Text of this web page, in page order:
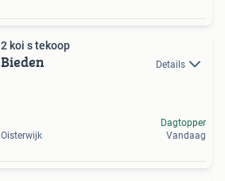
2 koi s tekoop
Bieden Details
Oisterwijk
Dagtopper
Vandaag